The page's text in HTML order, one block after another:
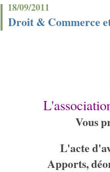
18/09/2011
Droit & Commerce
Vous
L'acte
Apports,